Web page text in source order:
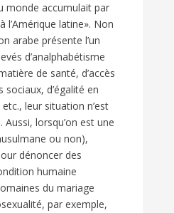
monde accumulait par
l’Amérique latine». Non
arabe présente l’un
d’analphabétisme
de santé, d’accès
sociaux, d’égalité en
leur situation n’est
Aussi, lorsqu’on est une
ou non),
dénoncer des
humaine
du mariage
par exemple,